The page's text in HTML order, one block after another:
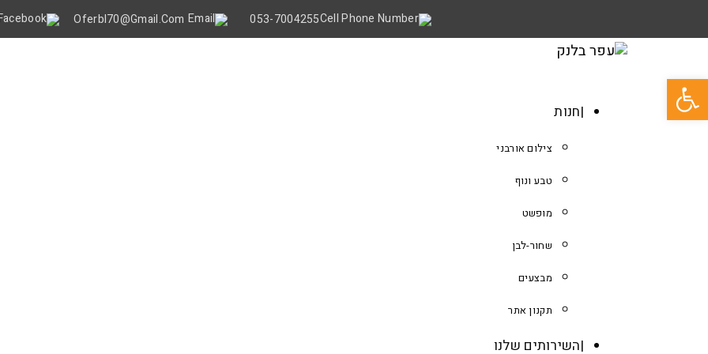
053-7004255
Oferbl70@gmail.Com
חנות
צילום אורבני
טבע ונוף
מופשט
שחור-לבן
מבצעים
תקנון אתר
השירותים שלנו
פתח סרגל נגישות